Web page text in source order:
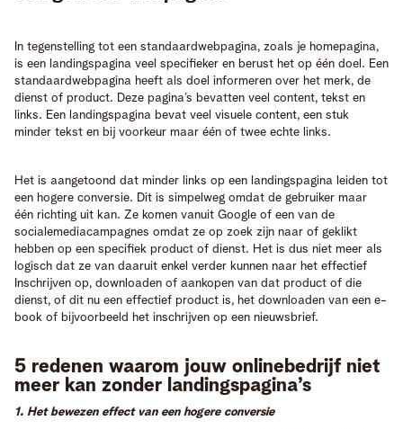
In tegenstelling tot een standaardwebpagina, zoals je homepagina,
is een landingspagina veel specifieker en berust het op één doel. Een
standaardwebpagina heeft als doel informeren over het merk, de
dienst of product. Deze pagina’s bevatten veel content, tekst en
links. Een landingspagina bevat veel visuele content, een stuk
minder tekst en bij voorkeur maar één of twee echte links.
Het is aangetoond dat minder links op een landingspagina leiden tot
een hogere conversie. Dit is simpelweg omdat de gebruiker maar
één richting uit kan. Ze komen vanuit Google of een van de
socialemediacampagnes omdat ze op zoek zijn naar of geklikt
hebben op een specifiek product of dienst. Het is dus niet meer als
logisch dat ze van daaruit enkel verder kunnen naar het effectief
Inschrijven op, downloaden of aankopen van dat product of die
dienst, of dit nu een effectief product is, het downloaden van een e-
book of bijvoorbeeld het inschrijven op een nieuwsbrief.
5 redenen waarom jouw onlinebedrijf niet
meer kan zonder landingspagina’s
1. Het bewezen effect van een hogere conversie